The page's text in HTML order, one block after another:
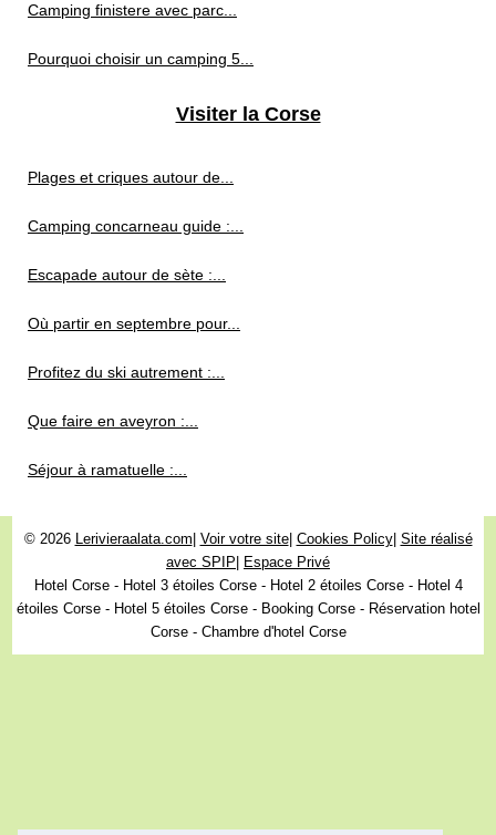
Camping finistere avec parc...
Pourquoi choisir un camping 5...
Visiter la Corse
Plages et criques autour de...
Camping concarneau guide :...
Escapade autour de sète :...
Où partir en septembre pour...
Profitez du ski autrement :...
Que faire en aveyron :...
Séjour à ramatuelle :...
© 2026 Lerivieraalata.com Voir votre site| Cookies Policy| Site réalisé
avec SPIP
Espace Privé
Hotel Corse - Hotel 3 étoiles Corse - Hotel 2 étoiles Corse - Hotel 4
étoiles Corse - Hotel 5 étoiles Corse - Booking Corse - Réservation hotel
Corse - Chambre d'hotel Corse